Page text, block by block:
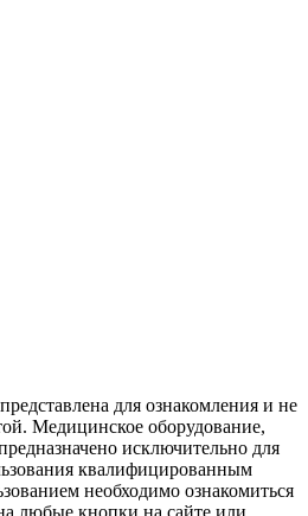
для ознакомления и не
Медицинское оборудование,
исключительно для
квалифицированным
необходимо ознакомиться
любые кнопки на сайте или